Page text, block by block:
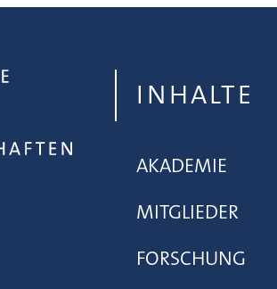
INHALTE
AKADEMIE
MITGLIEDER
FORSCHUNG